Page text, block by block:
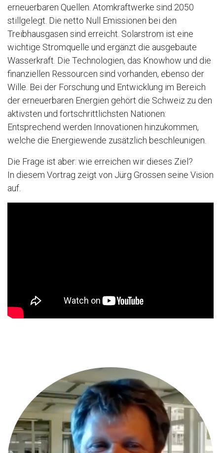
erneuerbaren Quellen. Atomkraftwerke sind 2050
stillgelegt. Die netto Null Emissionen bei den
Treibhausgasen sind erreicht. Solarstrom ist eine
wichtige Stromquelle und ergänzt die ausgebaute
Wasserkraft. Die Technologien, das Knowhow und die
finanziellen Ressourcen sind vorhanden, ebenso der
Wille. Bei der Forschung und Entwicklung im Bereich
der erneuerbaren Energien gehört die Schweiz zu den
aktivsten und fortschrittlichsten Nationen:
Entsprechend werden Innovationen hinzukommen,
welche die Energiewende zusätzlich beschleunigen.
Die Frage ist aber: wie erreichen wir dieses Ziel?
In diesem Vortrag zeigt von Jürg Grossen seine Vision
auf.